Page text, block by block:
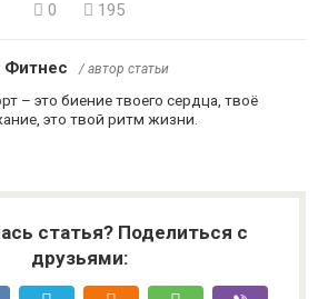
0 195
Фитнес / автор статьи
– это биение твоего сердца, твоё
это твой ритм жизни.
статья? Поделиться с
друзьями: